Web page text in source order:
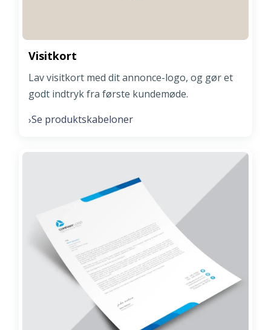
Visitkort
Lav visitkort med dit annonce-logo, og gør et
godt indtryk fra første kundemøde.
›Se produktskabeloner